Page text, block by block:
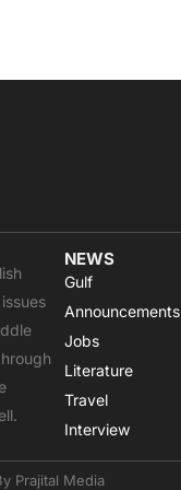
NEWS
Gulf
Announcements
Jobs
Literature
Travel
Interview
Prajital Media